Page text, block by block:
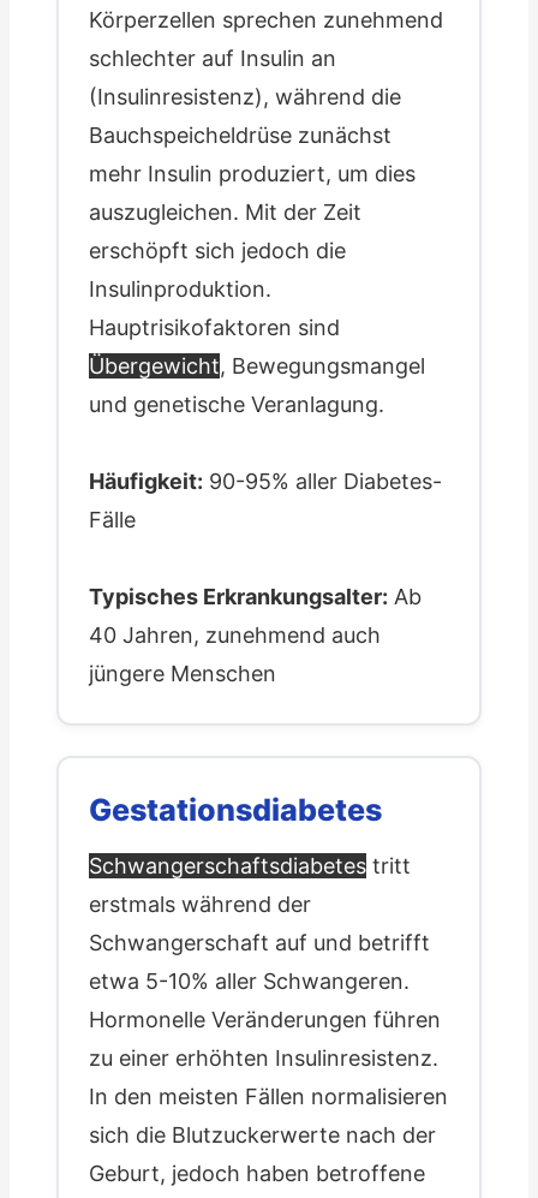
Körperzellen sprechen zunehmend
schlechter auf Insulin an
(Insulinresistenz), während die
Bauchspeicheldrüse zunächst
mehr Insulin produziert, um dies
auszugleichen. Mit der Zeit
erschöpft sich jedoch die
Insulinproduktion.
Hauptrisikofaktoren sind
Übergewicht, Bewegungsmangel
und genetische Veranlagung.
Häufigkeit: 90-95% aller Diabetes-
Fälle
Typisches Erkrankungsalter: Ab
40 Jahren, zunehmend auch
jüngere Menschen
Gestationsdiabetes
Schwangerschaftsdiabetes tritt
erstmals während der
Schwangerschaft auf und betrifft
etwa 5-10% aller Schwangeren.
Hormonelle Veränderungen führen
zu einer erhöhten Insulinresistenz.
In den meisten Fällen normalisieren
sich die Blutzuckerwerte nach der
Geburt, jedoch haben betroffene